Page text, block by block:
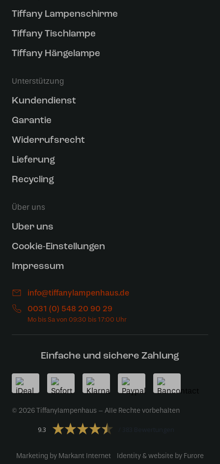
Tiffany Lampenschirme
Tiffany Tischlampe
Tiffany Hängelampe
Unterstützung
Kundendienst
Garantie
Widerrufsrecht
Lieferung
Recycling
Über uns
Uber uns
Cookie-Einstellungen
Impressum
info@tiffanylampenhaus.de
0031 (0) 548 20 90 29
Einfache und sichere Zahlung
© 2026 Tiffanylampenhaus – Alle Rechte vorbehalten
9.3
Marketing by Markant Internet Identity & website by Furore